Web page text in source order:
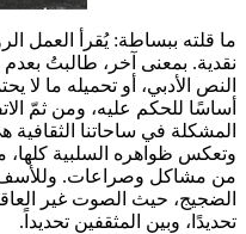
ما قلته ببساطة: يُقرأ العمل
نقدية. بمعنى آخر، طالبتُ
النص الأدبي، أو تحميله ما لا
أساسًا للحكم عليه، ومن ثمّ
المشكلة في ساحاتنا الثقافية
وتعكس ظواهره السلبية
من مشاكل وصراعات. وللأسف،
الضجيج، حيث الصوت غير
تحديدًا، وبين المثقفين تحديداً.